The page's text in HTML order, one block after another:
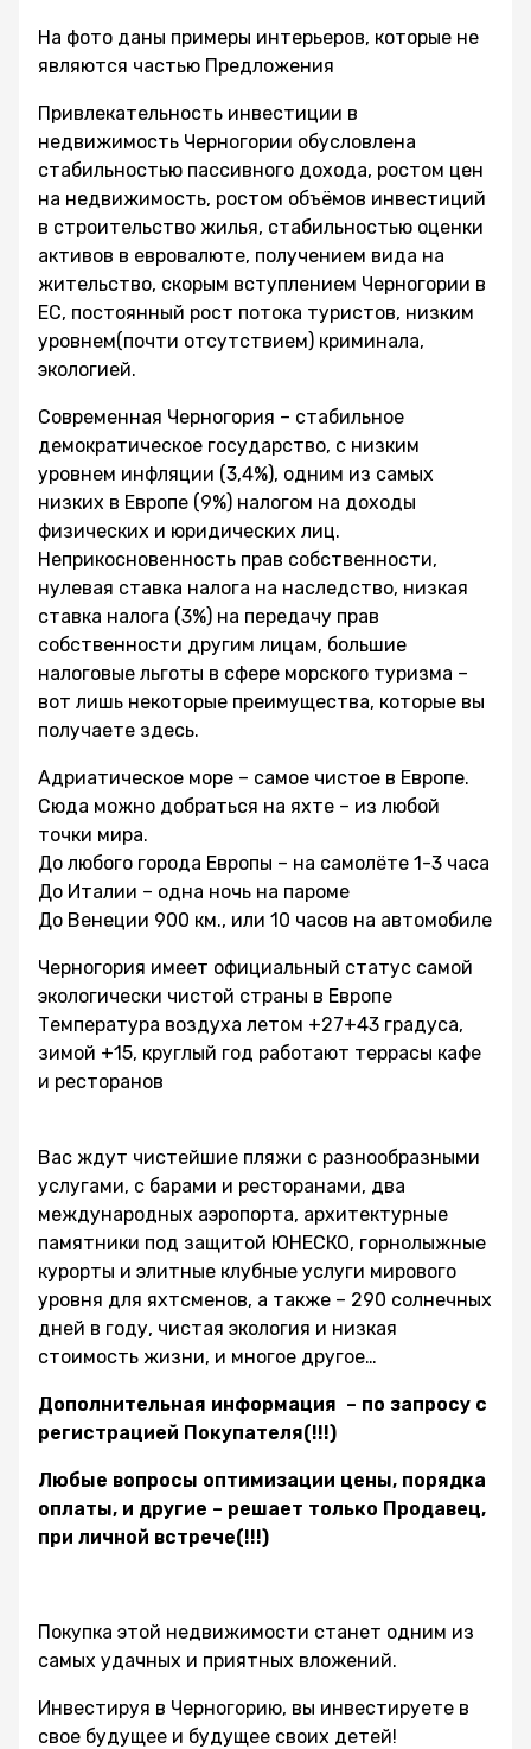
На фото даны примеры интерьеров, которые не
являются частью Предложения
Привлекательность инвестиции в
недвижимость Черногории обусловлена
стабильностью пассивного дохода, ростом цен
на недвижимость, ростом объёмов инвестиций
в строительство жилья, стабильностью оценки
активов в евровалюте, получением вида на
жительство, скорым вступлением Черногории в
ЕС, постоянный рост потока туристов, низким
уровнем(почти отсутствием) криминала,
экологией.
Современная Черногория – стабильное
демократическое государство, с низким
уровнем инфляции (3,4%), одним из самых
низких в Европе (9%) налогом на доходы
физических и юридических лиц.
Неприкосновенность прав собственности,
нулевая ставка налога на наследство, низкая
ставка налога (3%) на передачу прав
собственности другим лицам, большие
налоговые льготы в сфере морского туризма –
вот лишь некоторые преимущества, которые вы
получаете здесь.
Адриатическое море – самое чистое в Европе.
Сюда можно добраться на яхте – из любой
точки мира.
До любого города Европы – на самолёте 1-3 часа
До Италии – одна ночь на пароме
До Венеции 900 км., или 10 часов на автомобиле
Черногория имеет официальный статус самой
экологически чистой страны в Европе
Температура воздуха летом +27+43 градуса,
зимой +15, круглый год работают террасы кафе
и ресторанов
Вас ждут чистейшие пляжи с разнообразными
услугами, с барами и ресторанами, два
международных аэропорта, архитектурные
памятники под защитой ЮНЕСКО, горнолыжные
курорты и элитные клубные услуги мирового
уровня для яхтсменов, а также – 290 солнечных
дней в году, чистая экология и низкая
стоимость жизни, и многое другое…
Дополнительная информация – по запросу с
регистрацией Покупателя(!!!)
Любые вопросы оптимизации цены, порядка
оплаты, и другие – решает только Продавец,
при личной встрече(!!!)
Покупка этой недвижимости станет одним из
самых удачных и приятных вложений.
Инвестируя в Черногорию, вы инвестируете в
свое будущее и будущее своих детей!